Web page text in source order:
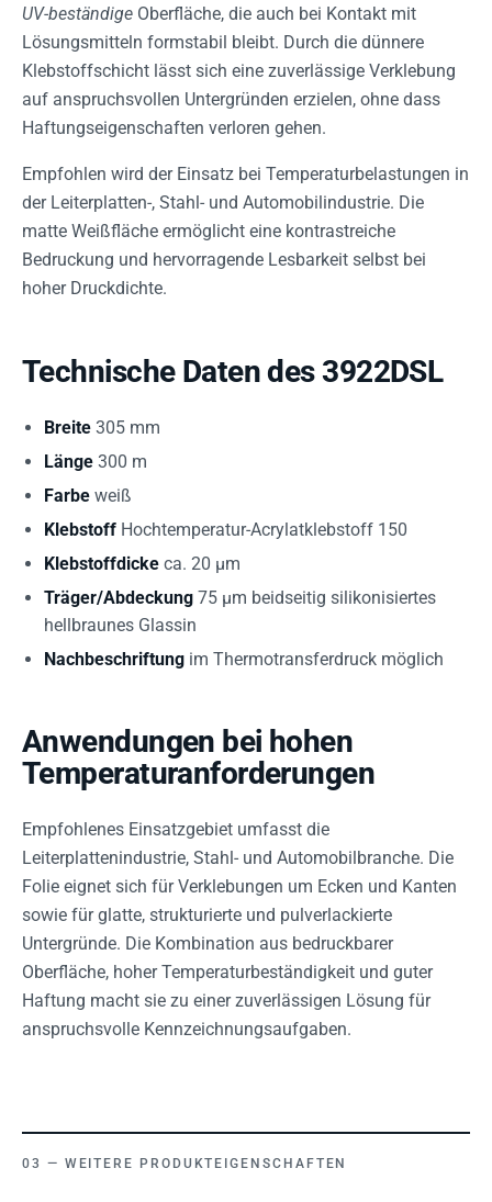
UV-beständige Oberfläche, die auch bei Kontakt mit
Lösungsmitteln formstabil bleibt. Durch die dünnere
Klebstoffschicht lässt sich eine zuverlässige Verklebung
auf anspruchsvollen Untergründen erzielen, ohne dass
Haftungseigenschaften verloren gehen.
Empfohlen wird der Einsatz bei Temperaturbelastungen in
der Leiterplatten-, Stahl- und Automobilindustrie. Die
matte Weißfläche ermöglicht eine kontrastreiche
Bedruckung und hervorragende Lesbarkeit selbst bei
hoher Druckdichte.
Technische Daten des 3922DSL
Breite 305 mm
Länge 300 m
Farbe weiß
Klebstoff Hochtemperatur-Acrylatklebstoff 150
Klebstoffdicke ca. 20 µm
Träger/Abdeckung 75 µm beidseitig silikonisiertes
hellbraunes Glassin
Nachbeschriftung im Thermotransferdruck möglich
Anwendungen bei hohen
Temperaturanforderungen
Empfohlenes Einsatzgebiet umfasst die
Leiterplattenindustrie, Stahl- und Automobilbranche. Die
Folie eignet sich für Verklebungen um Ecken und Kanten
sowie für glatte, strukturierte und pulverlackierte
Untergründe. Die Kombination aus bedruckbarer
Oberfläche, hoher Temperaturbeständigkeit und guter
Haftung macht sie zu einer zuverlässigen Lösung für
anspruchsvolle Kennzeichnungsaufgaben.
WEITERE PRODUKTEIGENSCHAFTEN